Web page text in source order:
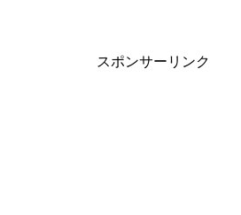
スポンサーリンク